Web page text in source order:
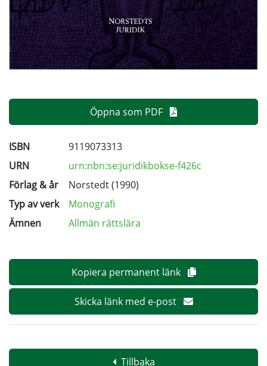
Öppna som PDF
ISBN
9119073313
URN
urn:nbn:se:juridikbokse-f426c
Förlag & år
Norstedt (1990)
Typ av verk
Monografi
Ämnen
Allmän rättslära
Kopiera permanent länk
Skicka länk med e-post
Tillbaka